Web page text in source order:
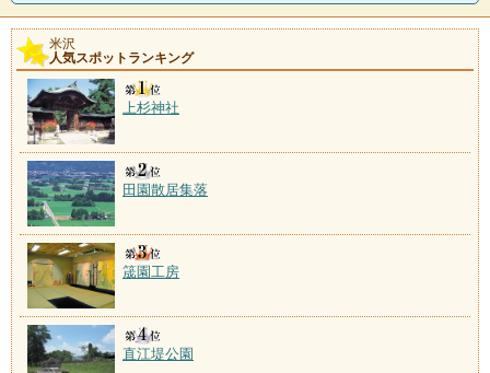
米沢
人気スポットランキング
上杉神社
田園散居集落
筬園工房
直江堤公園